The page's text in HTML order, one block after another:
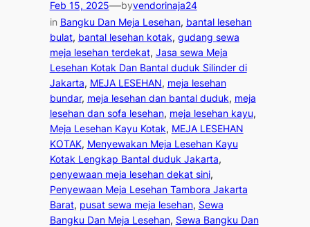
Feb 15, 2025—byvendorinaja24
in Bangku Dan Meja Lesehan, bantal lesehan
bulat, bantal lesehan kotak, gudang sewa
meja lesehan terdekat, Jasa sewa Meja
Lesehan Kotak Dan Bantal duduk Silinder di
Jakarta, MEJA LESEHAN, meja lesehan
bundar, meja lesehan dan bantal duduk, meja
lesehan dan sofa lesehan, meja lesehan kayu
Meja Lesehan Kayu Kotak, MEJA LESEHAN
KOTAK, Menyewakan Meja Lesehan Kayu
Kotak Lengkap Bantal duduk Jakarta
penyewaan meja lesehan dekat sini
Penyewaan Meja Lesehan Tambora Jakarta
Barat, pusat sewa meja lesehan, Sewa
Bangku Dan Meja Lesehan, Sewa Bangku Dan